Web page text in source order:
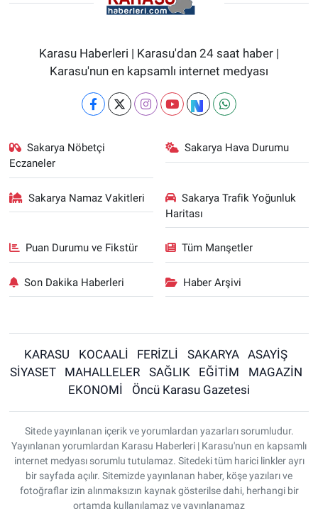
Karasu Haberleri | Karasu'dan 24 saat haber |
Karasu'nun en kapsamlı internet medyası
Sakarya Nöbetçi
Eczaneler
Sakarya Hava Durumu
Sakarya Namaz Vakitleri
Sakarya Trafik Yoğunluk
Haritası
Puan Durumu ve Fikstür Tüm Manşetler
Son Dakika Haberleri Haber Arşivi
KARASU KOCAALİ FERİZLİ SAKARYA
ASAYİŞ
SİYASET
MAHALLELER SAĞLIK EĞİTİM
MAGAZİN
EKONOMİ
Öncü Karasu Gazetesi
Sitede yayınlanan içerik ve yorumlardan yazarları sorumludur.
Yayınlanan yorumlardan Karasu Haberleri | Karasu'nun en kapsamlı
internet medyası sorumlu tutulamaz. Sitedeki tüm harici linkler ayrı
bir sayfada açılır. Sitemizde yayınlanan haber, köşe yazıları ve
fotoğraflar izin alınmaksızın kaynak gösterilse dahi, herhangi bir
ortamda kullanılamaz ve yayınlanamaz